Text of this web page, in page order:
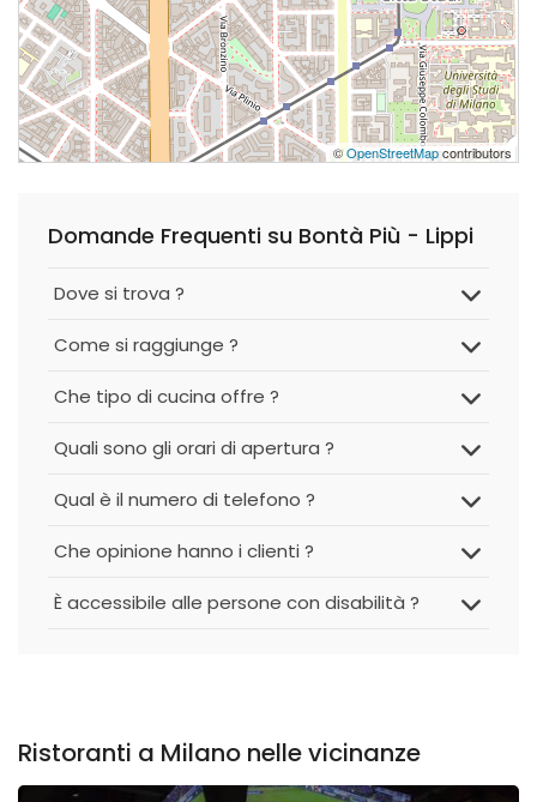
©OpenStreetMapcontributors
Domande Frequenti su Bontà Più - Lippi
Dove si trova ?
Come si raggiunge ?
Che tipo di cucina offre ?
Quali sono gli orari di apertura ?
Qual è il numero di telefono ?
Che opinione hanno i clienti ?
È accessibile alle persone con disabilità ?
Ristoranti a Milano nelle vicinanze